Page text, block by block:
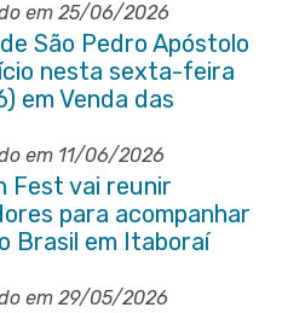
em 25/06/2026
São Pedro Apóstolo
nesta sexta-feira
em Venda das
em 11/06/2026
Fest vai reunir
para acompanhar
Brasil em Itaboraí
em 29/05/2026